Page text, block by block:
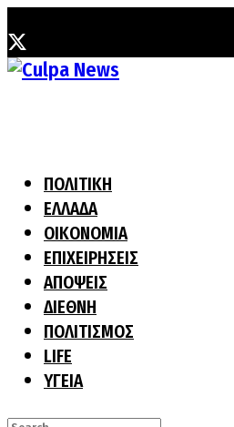
ΠΟΛΙΤΙΚΗ
ΕΛΛΑΔΑ
ΟΙΚΟΝΟΜΙΑ
ΕΠΙΧΕΙΡΗΣΕΙΣ
ΑΠΟΨΕΙΣ
ΔΙΕΘΝΗ
ΠΟΛΙΤΙΣΜΟΣ
LIFE
ΥΓΕΙΑ